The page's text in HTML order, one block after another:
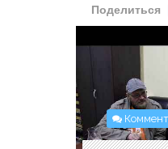
Поделиться